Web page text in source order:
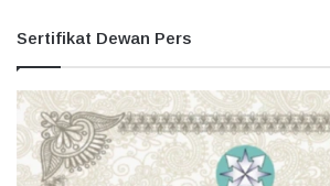
Sertifikat Dewan Pers